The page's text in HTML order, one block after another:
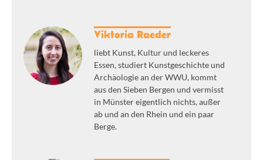
Viktoria Raeder
liebt Kunst, Kultur und leckeres
Essen, studiert Kunstgeschichte und
Archäologie an der WWU, kommt
aus den Sieben Bergen und vermisst
in Münster eigentlich nichts, außer
ab und an den Rhein und ein paar
Berge.